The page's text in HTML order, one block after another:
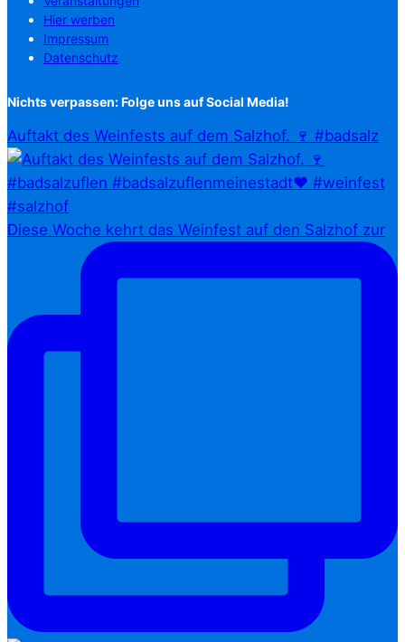
Hier werben
Impressum
Datenschutz
Nichts verpassen: Folge uns auf Social Media!
Auftakt des Weinfests auf dem Salzhof. 🍷 #badsalz
Diese Woche kehrt das Weinfest auf den Salzhof zur